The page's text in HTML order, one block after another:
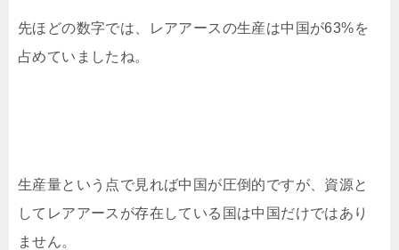
先ほどの数字では、レアアースの生産は中国が63%を
占めていましたね。
生産量という点で見れば中国が圧倒的ですが、資源と
してレアアースが存在している国は中国だけではあり
ません。